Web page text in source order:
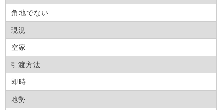
角地でない
現況
空家
引渡方法
即時
地勢